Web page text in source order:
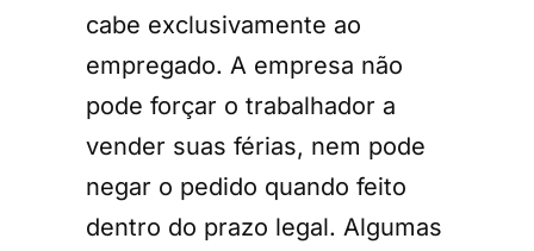
cabe exclusivamente ao
empregado. A empresa não
pode forçar o trabalhador a
vender suas férias, nem pode
negar o pedido quando feito
dentro do prazo legal. Algumas